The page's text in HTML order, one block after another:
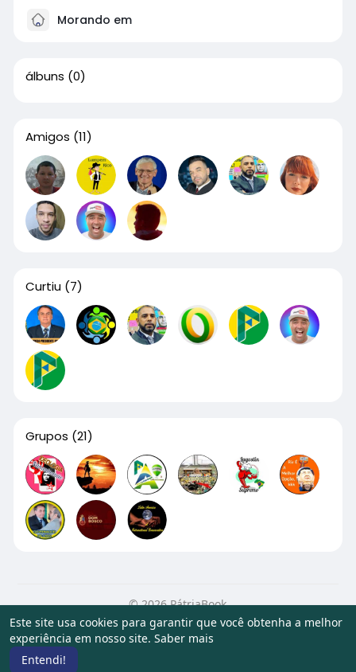
Este site usa cookies para garantir que você obtenha a melhor
experiência em nosso site. Saber mais
Entendi!
Morando em
álbuns (0)
Amigos (11)
Curtiu (7)
Grupos (21)
© 2026 PátriaBook
Início
Sobre Contato Privacidade
Termos de Uso
Artigos